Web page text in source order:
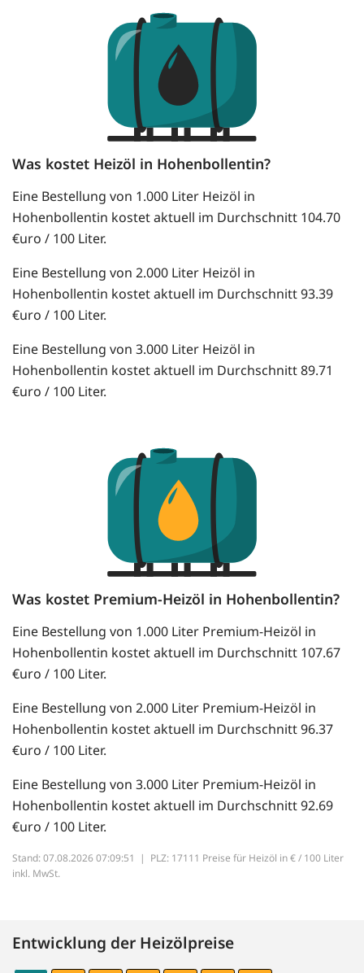
Was kostet Heizöl in Hohenbollentin?
Eine Bestellung von 1.000 Liter Heizöl in
Hohenbollentin kostet aktuell im Durchschnitt 104.70
€uro / 100 Liter.
Eine Bestellung von 2.000 Liter Heizöl in
Hohenbollentin kostet aktuell im Durchschnitt 93.39
€uro / 100 Liter.
Eine Bestellung von 3.000 Liter Heizöl in
Hohenbollentin kostet aktuell im Durchschnitt 89.71
€uro / 100 Liter.
Was kostet Premium-Heizöl in Hohenbollentin?
Eine Bestellung von 1.000 Liter Premium-Heizöl in
Hohenbollentin kostet aktuell im Durchschnitt 107.67
€uro / 100 Liter.
Eine Bestellung von 2.000 Liter Premium-Heizöl in
Hohenbollentin kostet aktuell im Durchschnitt 96.37
€uro / 100 Liter.
Eine Bestellung von 3.000 Liter Premium-Heizöl in
Hohenbollentin kostet aktuell im Durchschnitt 92.69
€uro / 100 Liter.
Stand: 07.08.2026 07:09:51 | PLZ: 17111 Preise für Heizöl in € / 100 Liter
inkl. MwSt.
Entwicklung der Heizölpreise